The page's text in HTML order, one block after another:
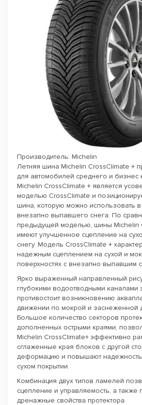
Производитель: Michelin
Летняя шина Michelin CrossClimate +
для автомобилей среднего и бизнес
Michelin CrossClimate + является
моделью CrossClimate и
шина, которую можно использовать в
внезапно выпавшего снега. По
предыдущей моделью, шины Michelin
имеют улучшенное сцепление на
снегу. Модель CrossClimate +
надежным сцеплением на сухой и
поверхностях с внезапно выпавшим
Ярко выраженный направленный
глубокими водоотводными каналами
противостоит возникновению
движении по мокрой и заснеженной
Большое количество секторов
дополненных острыми краями,
Michelin CrossClimate+ эффективно
сглаженные края блоков с другой
деформацию и повышают
сухом покрытии.
Комбинация двух типов ламелей
сцепление и управляемость, а также
дренажные свойства протектора.